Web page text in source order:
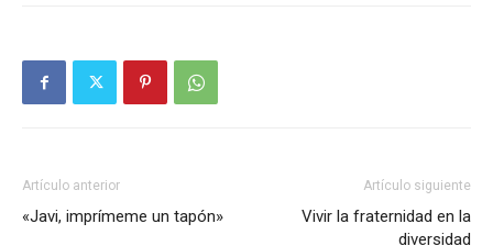
Artículo anterior
«Javi, imprímeme un tapón»
Artículo siguiente
Vivir la fraternidad en la
diversidad